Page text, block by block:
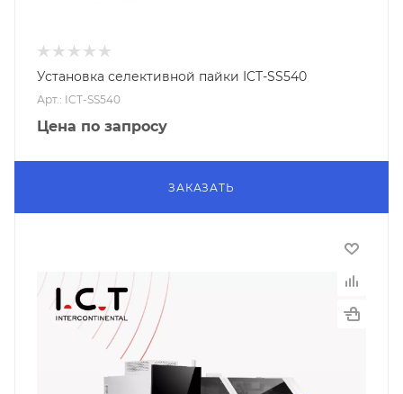
Установка селективной пайки ICT-SS540
Арт.: ICT-SS540
Цена по запросу
ЗАКАЗАТЬ